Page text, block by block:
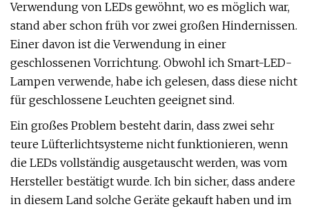
Verwendung von LEDs gewöhnt, wo es möglich war,
stand aber schon früh vor zwei großen Hindernissen.
Einer davon ist die Verwendung in einer
geschlossenen Vorrichtung. Obwohl ich Smart-LED-
Lampen verwende, habe ich gelesen, dass diese nicht
für geschlossene Leuchten geeignet sind.
Ein großes Problem besteht darin, dass zwei sehr
teure Lüfterlichtsysteme nicht funktionieren, wenn
die LEDs vollständig ausgetauscht werden, was vom
Hersteller bestätigt wurde. Ich bin sicher, dass andere
in diesem Land solche Geräte gekauft haben und im